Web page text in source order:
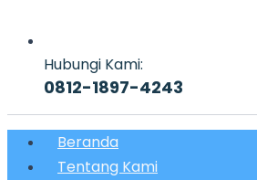
Hubungi Kami:
0812-1897-4243
Beranda
Tentang Kami